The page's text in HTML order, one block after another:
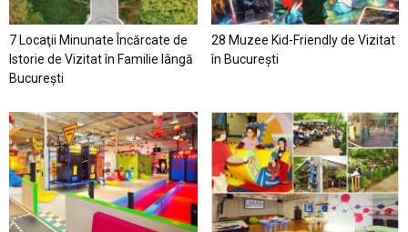
7 Locaţii Minunate Încărcate de
Istorie de Vizitat în Familie lângă
București
28 Muzee Kid-Friendly de Vizitat
în București